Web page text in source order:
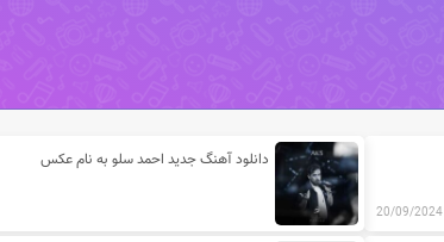
20/09/2024
دانلود آهنگ جدید احمد سلو به نام عکس